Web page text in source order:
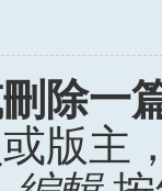
除一
版主